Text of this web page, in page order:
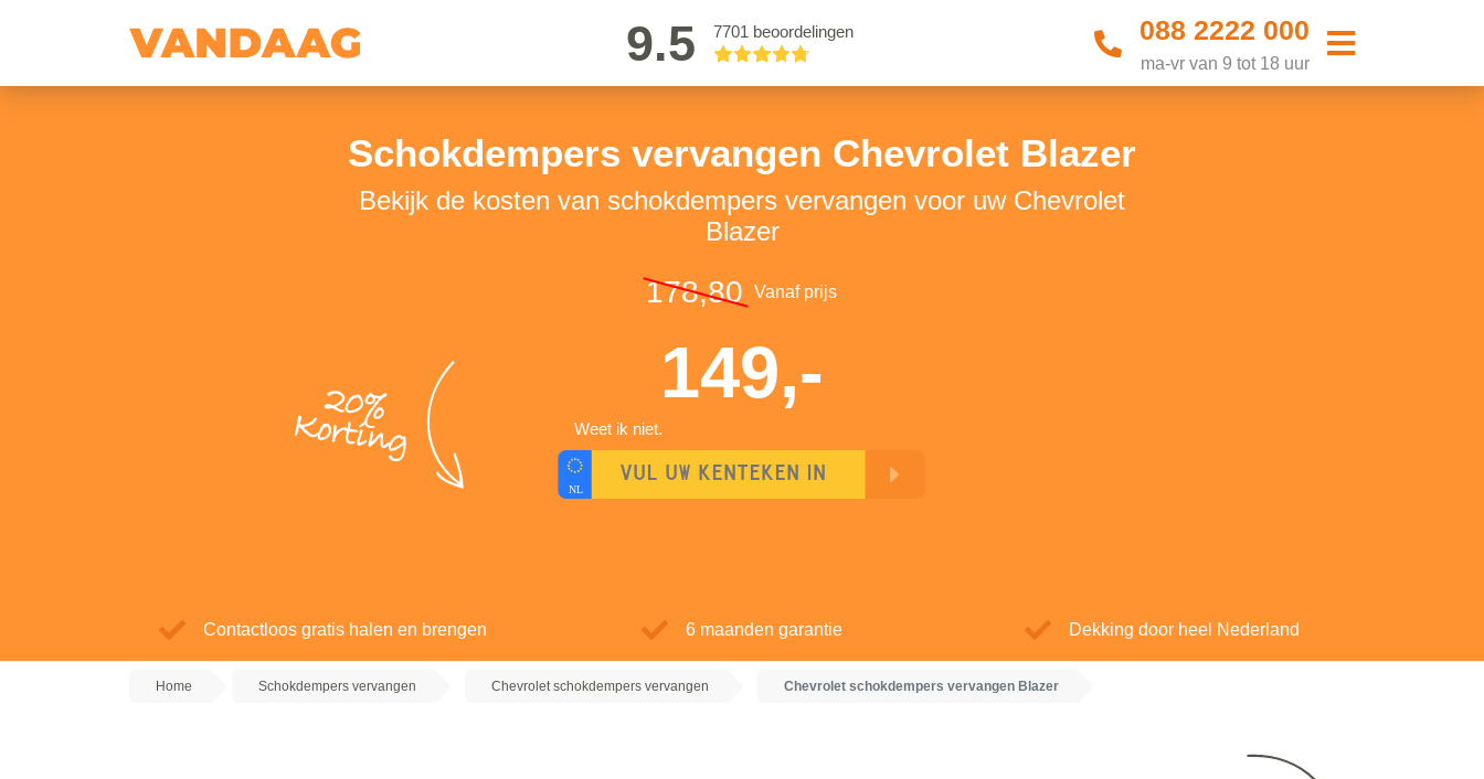
9.5 7701 beoordelingen 088 2222 000
ma-vr van 9 tot 18 uur
Schokdempers vervangen Chevrolet Blazer
Bekijk de kosten van schokdempers vervangen voor uw Chevrolet
Blazer
20%
Korting
178,80 Vanaf prijs
149,-
Weet ik niet.
Contactloos gratis halen en brengen 6 maanden garantie Dekking door heel Nederland
Home Schokdempers vervangen Chevrolet schokdempers vervangen Chevrolet schokdempers vervangen Blazer